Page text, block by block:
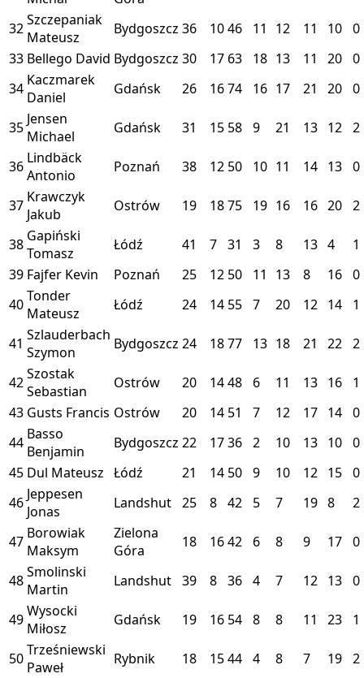
32Szczepaniak
Mateusz
Bydgoszcz 36 1046 11 12 11 10 0
33 Bellego David Bydgoszcz 30 17 63 18 13 11 20 0
34 Kaczmarek
Daniel
Gdańsk 26 1674 16 17 21 20 0
35 Jensen
Michael
Gdańsk 31 15 58 9 21 13 12 2
36 Lindbäck
Antonio
Poznań 38 12 50 10 11 14 13 0
37 Krawczyk
Jakub
Ostrów 19 1875 19 16 16 20 2
38 Gapiński
Tomasz
Łódź 41 7 31 3 8 13 4
1
39 Fajfer Kevin Poznań 25 12 50 11 13 8 16 0
40Tonder
Mateusz
Łódź 24 14 55 7 20 12 14 1
41 Szlauderbach
Szymon
Bydgoszcz 24 1877 13 18 21 22 2
42Szostak
Sebastian
Ostrów 20 1448 6 11 13 16
1
43 Gusts Francis Ostrów 20 14 51 7 12 17 14 0
44 Basso
Benjamin
Bydgoszcz 22 1736 2 10 13 10 0
45 Dul Mateusz Łódź 21 14 50 9 10 12 15 0
46 Jeppesen
Jonas
Landshut 25 8 42 5 7 19 8 2
47 Borowiak
Maksym
Zielona
Góra
18 1642 6 8 9 17 0
48Smolinski
Martin
Landshut 39 8 36 4 7 12 13 0
49Wysocki
Miłosz
Gdańsk 19 16 54 8 8 11 23 1
50Trześniewski
Paweł
Rybnik 18 1544 4 8 7 19 2